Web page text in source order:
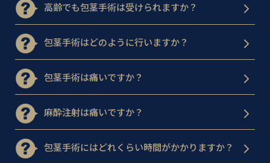
高齢でも包茎手術は受けられますか？
包茎手術はどのように行いますか？
包茎手術は痛いですか？
麻酔注射は痛いですか？
包茎手術にはどれくらい時間がかかりますか？